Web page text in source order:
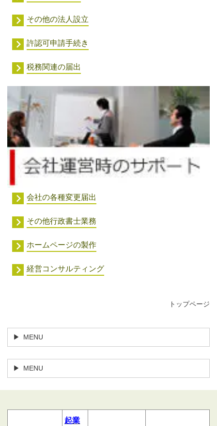
その他の法人設立
許認可申請手続き
税務関連の届出
会社の各種変更届出
その他行政書士業務
ホームページの製作
経営コンサルティング
トップページ
MENU
MENU
起業